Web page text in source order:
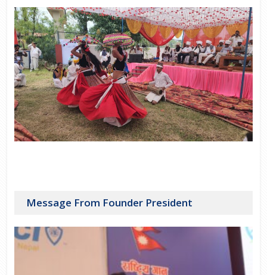
Message From Founder President